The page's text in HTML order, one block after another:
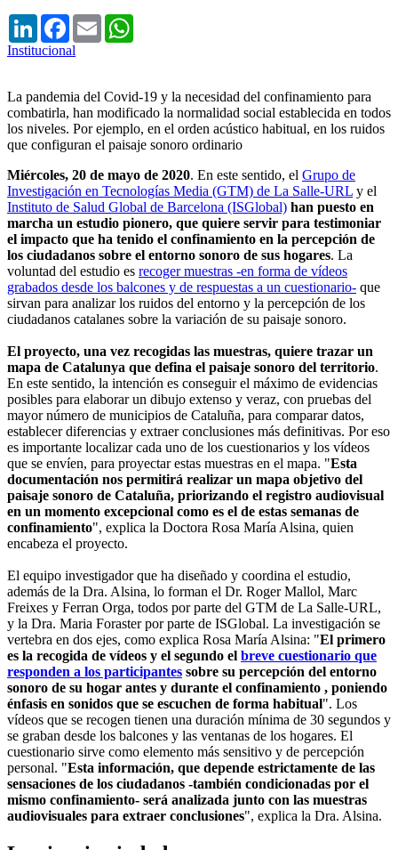
LinkedInFacebook
Email
Institucional
La pandemia del Covid-19 y la necesidad del confinamiento para
combatirla, han modificado la normalidad social establecida en todos
los niveles. Por ejemplo, en el orden acústico habitual, en los ruidos
que configuran el paisaje sonoro ordinario
Miércoles, 20 de mayo de 2020. En este sentido, el Grupo de
Investigación en Tecnologías Media (GTM) de La Salle-URL y el
Instituto de Salud Global de Barcelona (ISGlobal) han puesto en
marcha un estudio pionero, que quiere servir para testimoniar
el impacto que ha tenido el confinamiento en la percepción de
los ciudadanos sobre el entorno sonoro de sus hogares. La
voluntad del estudio es recoger muestras -en forma de vídeos
grabados desde los balcones y de respuestas a un cuestionario- que
sirvan para analizar los ruidos del entorno y la percepción de los
ciudadanos catalanes sobre la variación de su paisaje sonoro.
El proyecto, una vez recogidas las muestras, quiere trazar un
mapa de Catalunya que defina el paisaje sonoro del territorio.
En este sentido, la intención es conseguir el máximo de evidencias
posibles para elaborar un dibujo extenso y veraz, con pruebas del
mayor número de municipios de Cataluña, para comparar datos,
establecer diferencias y extraer conclusiones más definitivas. Por eso
es importante localizar cada uno de los cuestionarios y los vídeos
que se envíen, para proyectar estas muestras en el mapa. "Esta
documentación nos permitirá realizar un mapa objetivo del
paisaje sonoro de Cataluña, priorizando el registro audiovisual
en un momento excepcional como es el de estas semanas de
confinamiento", explica la Doctora Rosa María Alsina, quien
encabeza el proyecto.
El equipo investigador que ha diseñado y coordina el estudio,
además de la Dra. Alsina, lo forman el Dr. Roger Mallol, Marc
Freixes y Ferran Orga, todos por parte del GTM de La Salle-URL,
y la Dra. Maria Foraster por parte de ISGlobal. La investigación se
vertebra en dos ejes, como explica Rosa María Alsina: "El primero
es la recogida de vídeos y el segundo el breve cuestionario que
responden a los participantes sobre su percepción del entorno
sonoro de su hogar antes y durante el confinamiento , poniendo
énfasis en sonidos que se escuchen de forma habitual". Los
vídeos que se recogen tienen una duración mínima de 30 segundos y
se graban desde los balcones y las ventanas de los hogares. El
cuestionario sirve como elemento más sensitivo y de percepción
personal. "Esta información, que depende estrictamente de las
sensaciones de los ciudadanos -también condicionadas por el
mismo confinamiento- será analizada junto con las muestras
audiovisuales para extraer conclusiones", explica la Dra. Alsina.